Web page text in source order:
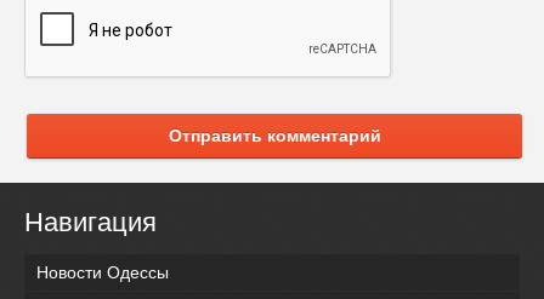
Отправить комментарий
Навигация
Новости Одессы